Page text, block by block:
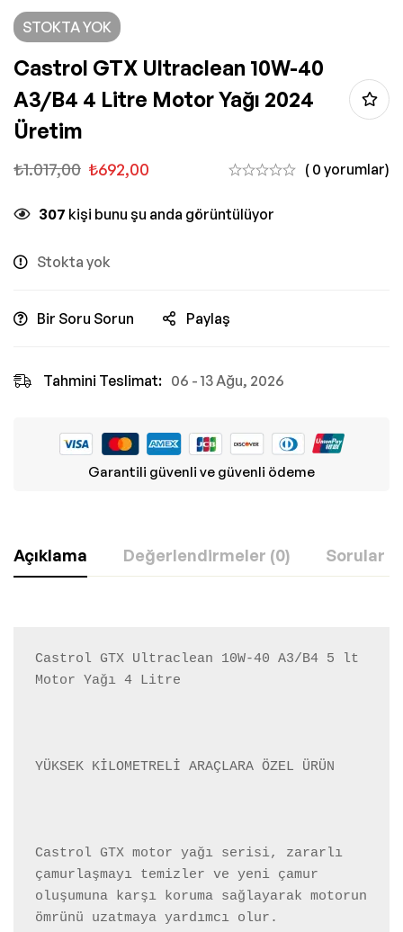
STOKTA YOK
Castrol GTX Ultraclean 10W-40
A3/B4 4 Litre Motor Yağı 2024
Üretim
₺1.017,00 ₺692,00 ( 0 yorumlar)
307 kişi bunu şu anda görüntülüyor
Stokta yok
Bir Soru Sorun Paylaş
Tahmini Teslimat: 06 - 13 Ağu, 2026
Garantili güvenli ve güvenli ödeme
Açıklama Değerlendirmeler (0) Sorular
Castrol GTX Ultraclean 10W-40 A3/B4 5 lt
Motor Yağı 4 Litre
YÜKSEK KİLOMETRELİ ARAÇLARA ÖZEL ÜRÜN
Castrol GTX motor yağı serisi, zararlı
çamurlaşmayı temizler ve yeni çamur
oluşumuna karşı koruma sağlayarak motorun
ömrünü uzatmaya yardımcı olur.